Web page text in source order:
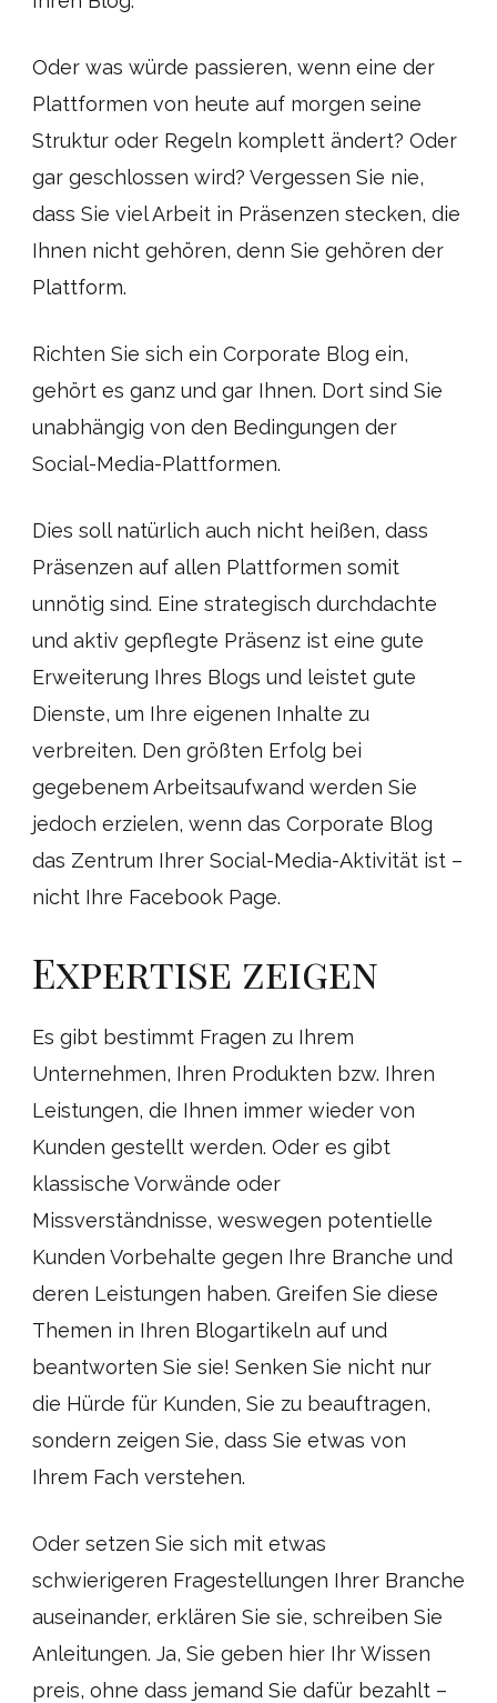
Oder was würde passieren, wenn eine der
Plattformen von heute auf morgen seine
Struktur oder Regeln komplett ändert? Oder
gar geschlossen wird? Vergessen Sie nie,
dass Sie viel Arbeit in Präsenzen stecken, die
Ihnen nicht gehören, denn Sie gehören der
Plattform.
Richten Sie sich ein Corporate Blog ein,
gehört es ganz und gar Ihnen. Dort sind Sie
unabhängig von den Bedingungen der
Social-Media-Plattformen.
Dies soll natürlich auch nicht heißen, dass
Präsenzen auf allen Plattformen somit
unnötig sind. Eine strategisch durchdachte
und aktiv gepflegte Präsenz ist eine gute
Erweiterung Ihres Blogs und leistet gute
Dienste, um Ihre eigenen Inhalte zu
verbreiten. Den größten Erfolg bei
gegebenem Arbeitsaufwand werden Sie
jedoch erzielen, wenn das Corporate Blog
das Zentrum Ihrer Social-Media-Aktivität ist –
nicht Ihre Facebook Page.
Expertise zeigen
Es gibt bestimmt Fragen zu Ihrem
Unternehmen, Ihren Produkten bzw. Ihren
Leistungen, die Ihnen immer wieder von
Kunden gestellt werden. Oder es gibt
klassische Vorwände oder
Missverständnisse, weswegen potentielle
Kunden Vorbehalte gegen Ihre Branche und
deren Leistungen haben. Greifen Sie diese
Themen in Ihren Blogartikeln auf und
beantworten Sie sie! Senken Sie nicht nur
die Hürde für Kunden, Sie zu beauftragen,
sondern zeigen Sie, dass Sie etwas von
Ihrem Fach verstehen.
Oder setzen Sie sich mit etwas
schwierigeren Fragestellungen Ihrer Branche
auseinander, erklären Sie sie, schreiben Sie
Anleitungen. Ja, Sie geben hier Ihr Wissen
preis, ohne dass jemand Sie dafür bezahlt –